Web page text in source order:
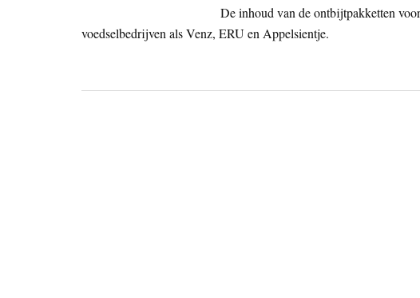
De inhoud van de ontbijtpakketten
voedselbedrijven als Venz, ERU en Appelsientje.